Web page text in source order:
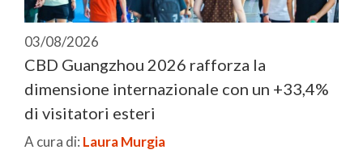
03/08/2026
CBD Guangzhou 2026 rafforza la
dimensione internazionale con un +33,4%
di visitatori esteri
A cura di: Laura Murgia